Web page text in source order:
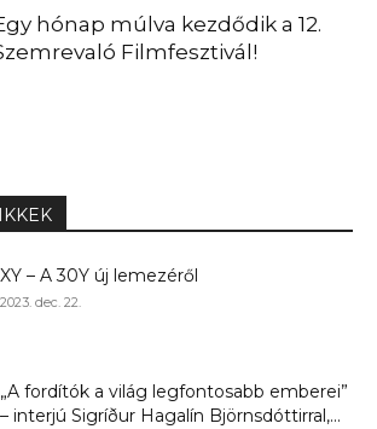
hónap múlva kezdődik a 12.
Filmfesztivál!
XY – A 30Y új lemezéről
2023. dec. 22.
„A fordítók a világ legfontosabb emberei”
– interjú Sigríður Hagalín Björnsdóttirral,...